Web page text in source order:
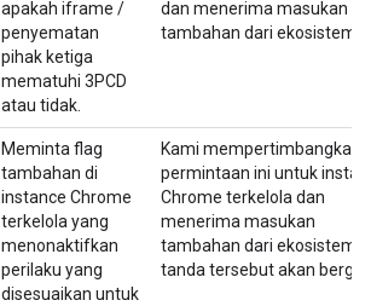
apakah iframe /
penyematan
pihak ketiga
mematuhi 3PCD
atau tidak.
dan menerima masukan
tambahan dari ekosistem.
Meminta flag
tambahan di
instance Chrome
terkelola yang
menonaktifkan
perilaku yang
disesuaikan untuk
Kami mempertimbangkan
permintaan ini untuk
Chrome terkelola dan
menerima masukan
tambahan dari ekosistem
tanda tersebut akan